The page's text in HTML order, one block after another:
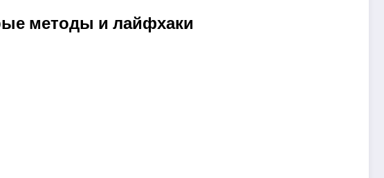
методы и лайфхаки